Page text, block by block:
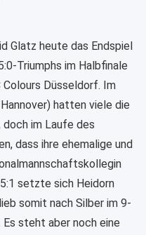
Glatz heute das Endspiel
Triumphs im Halbfinale
Düsseldorf. Im
hatten viele die
doch im Laufe des
dass ihre ehemalige und
setzte sich Heidorn
somit nach Silber im 9-
steht aber noch eine